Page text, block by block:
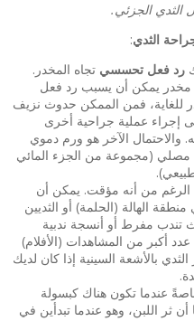
الثدي الجزئي.
الثدي:
رد فعل تحسسي تجاه المخدر.
مخدر يمكن أن يسبب رد فعل
للغاية، فمن الممكن حدوث نزيف
إجراء عملية جراحية أخرى
والاحتمال الآخر هو ورم دموي
مصلي (مجموعة من الجزء المائي
الرغم من أنه مؤقت. يمكن أن
الهالة (الحلمة) أو الثديين
مفرط أو أنسجة ندبية
أكبر من المشاهدات (الأفلام)
بالأشعة السينية إذا كان لديك
عندما تكون هناك كبسولة
ثر اللبن، وهو عندما تبدأين في